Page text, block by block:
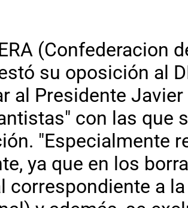
(Confederacion
su oposición al
al Presidente
con las que
"Especialmente
ya que en los
correspondiente a